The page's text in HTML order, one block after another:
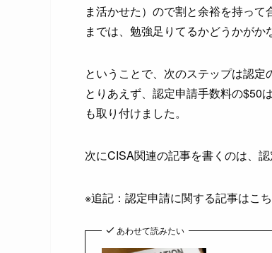
ま活かせた）ので割と余裕を持っ
までは、勉強足りてるかどうかがか
ということで、次のステップは認定
とりあえず、認定申請手数料の$50
も取り付けました。
次にCISA関連の記事を書くのは、
※追記：認定申請に関する記事はこち
あわせて読みたい